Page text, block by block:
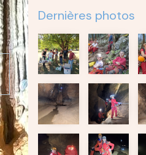
Dernières photos